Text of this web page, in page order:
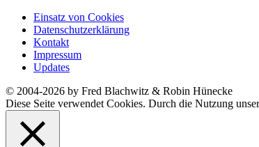
Einsatz von Cookies
Datenschutzerklärung
Kontakt
Impressum
Updates
© 2004-2026 by Fred Blachwitz & Robin Hünecke
Diese Seite verwendet Cookies. Durch die Nutzung